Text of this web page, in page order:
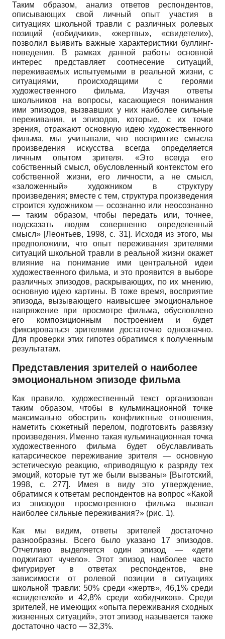
Таким образом, анализ ответов респондентов,
описывающих свой личный опыт участия в
ситуациях школьной травли с различных ролевых
позиций («обидчики», «жертвы», «свидетели»),
позволил выявить важные характеристики буллинг-
поведения. В рамках данной работы основной
интерес представляет соотнесение ситуаций,
переживаемых испытуемыми в реальной жизни, с
ситуациями, происходящими с героями
художественного фильма. Изучая ответы
школьников на вопросы, касающиеся понимания
ими эпизодов, вызвавших у них наиболее сильные
переживания, и эпизодов, которые, с их точки
зрения, отражают основную идею художественного
фильма, мы учитывали, что восприятие смысла
произведения искусства всегда определяется
личным опытом зрителя. «Это всегда его
собственный смысл, обусловленный контекстом его
собственной жизни, его личности, а не смысл,
«заложенный» художником в структуру
произведения; вместе с тем, структура произведения
строится художником — осознанно или неосознанно
— таким образом, чтобы передать или, точнее,
подсказать людям совершенно определенный
смысл» [Леонтьев, 1998, с. 31]. Исходя из этого, мы
предположили, что опыт переживания зрителями
ситуаций школьной травли в реальной жизни окажет
влияние на понимание ими центральной идеи
художественного фильма, и это проявится в выборе
различных эпизодов, раскрывающих, по их мнению,
основную идею картины. В тоже время, восприятие
эпизода, вызывающего наивысшее эмоциональное
напряжение при просмотре фильма, обусловлено
его композиционным построением и будет
фиксироваться зрителями достаточно однозначно.
Для проверки этих гипотез обратимся к полученным
результатам.
Представления зрителей о наиболее
эмоциональном эпизоде фильма
Как правило, художественный текст организован
таким образом, чтобы в кульминационной точке
максимально обострить конфликтные отношения,
наметить сюжетный перелом, подготовить развязку
произведения. Именно такая кульминационная точка
художественного фильма будет обуславливать
катар­сическое переживание зрителя — основную
эстетическую реакцию, «приводящую к разряду тех
эмоций, которые тут же были вызваны» [Выготский,
1998, с. 277]. Имея в виду это утверждение,
обратимся к ответам респондентов на вопрос «Какой
из эпизодов просмотренного фильма вызвал
наиболее сильные переживания?» (рис. 1).
Как мы видим, ответы зрителей достаточно
разнообразны. Всего было указано 17 эпизодов.
Отчетливо выделяется один эпизод — «дети
поджигают чучело». Этот эпизод наиболее часто
фигурирует в ответах респондентов, вне
зависимости от ролевой позиции в ситуациях
школьной травли: 50% среди «жертв», 46,1% среди
«свидетелей» и 42,8% среди «обидчиков». Среди
зрителей, не имеющих «опыта переживания сходных
жизненных ситуаций», этот эпизод называется также
достаточно часто — 32,3%.